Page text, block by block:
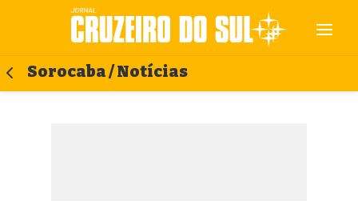
Sorocaba / Notícias